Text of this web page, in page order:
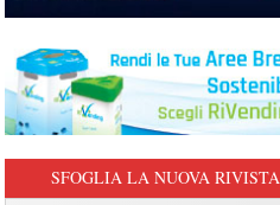
SFOGLIA LA NUOVA